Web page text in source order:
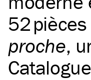
52
proche,